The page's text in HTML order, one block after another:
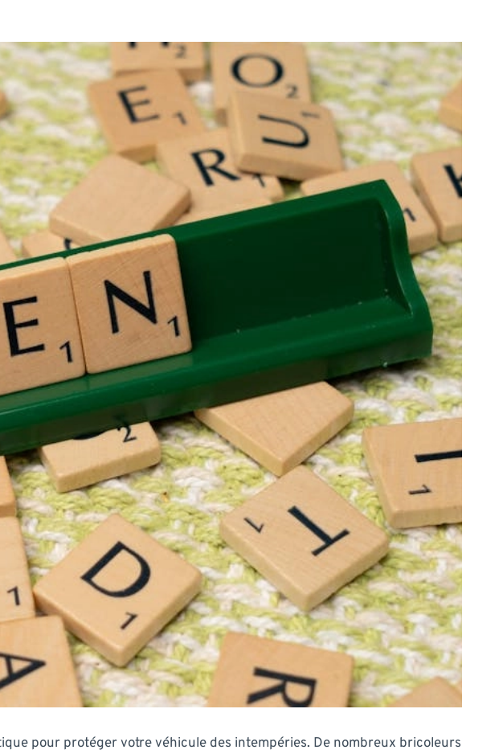
pour protéger votre véhicule des intempéries. De nombreux bricoleurs